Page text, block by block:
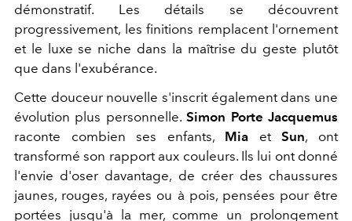
démonstratif. Les détails se découvrent
progressivement, les finitions remplacent l'ornement
et le luxe se niche dans la maîtrise du geste plutôt
que dans l'exubérance.
Cette douceur nouvelle s'inscrit également dans une
évolution plus personnelle.Simon Porte Jacquemus
raconte combien ses enfants, Mia etSun, ont
transformé son rapport aux couleurs. Ils lui ont donné
l'envie d'oser davantage, de créer des chaussures
jaunes, rouges, rayées ou à pois, pensées pour être
portées jusqu'à la mer, comme un prolongement